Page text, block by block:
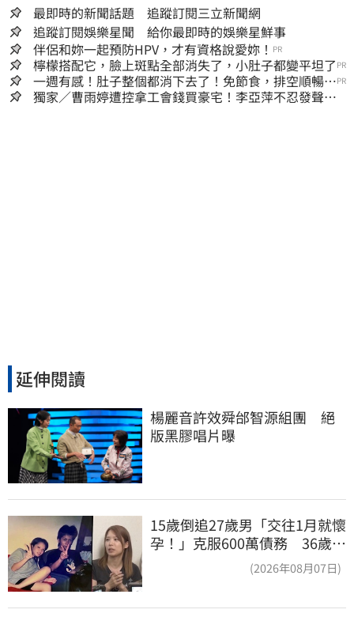
最即時的新聞話題 追蹤訂閱三立新聞網
追蹤訂閱娛樂星聞 給你最即時的娛樂星鮮事
伴侶和妳一起預防HPV，才有資格說愛妳！ PR
檸檬搭配它，臉上斑點全部消失了，小肚子都變平坦了 PR
一週有感！肚子整個都消下去了！免節食，排空順暢就
夠
PR
獨家／曹雨婷遭控拿工會錢買豪宅！李亞萍不忍發聲：
延伸閱讀
楊麗音許效舜邰智源組團　絕
版黑膠唱片曝
15歲倒追27歲男「交往1月就懷
孕！」克服600萬債務 36歲美
(2026年08月07日)